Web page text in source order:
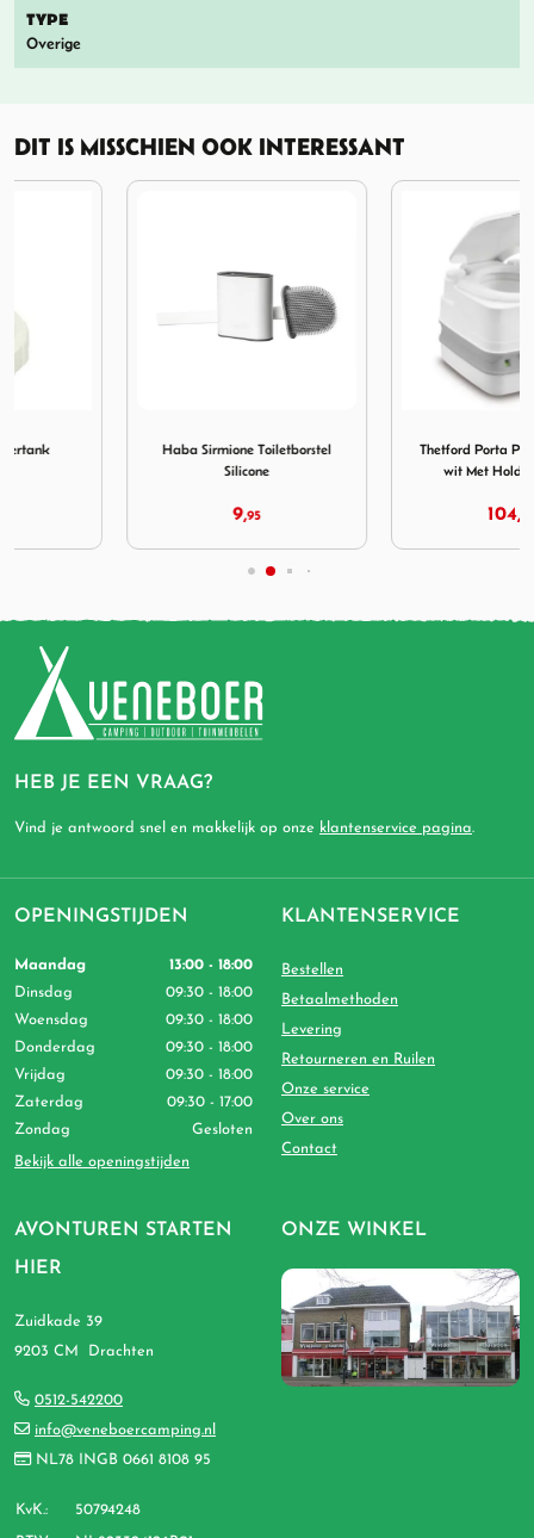
TYPE
Overige
DIT IS MISSCHIEN OOK INTERESSANT
Haba Sirmione Toiletborstel
Thetford Porta Potti Qube 335
wit Met Hold down kit
HEB JE EEN VRAAG?
Vind je antwoord snel en makkelijk op onze klantenservice pagina.
AVONTUREN STARTEN
HIER
Zuidkade 39
9203 CM Drachten
0512-542200
info@veneboercamping.nl
NL78 INGB 0661 8108 95
KvK.: 50794248
OPENINGSTIJDEN
Maandag
13:00 - 18:00
Dinsdag
09:30 - 18:00
Woensdag
09:30 - 18:00
Donderdag
09:30 - 18:00
Vrijdag
09:30 - 18:00
Zaterdag
09:30 - 17:00
Zondag
Gesloten
Bekijk alle openingstijden
KLANTENSERVICE
Bestellen
Betaalmethoden
Levering
Retourneren en Ruilen
Onze service
Over ons
Contact
ONZE WINKEL